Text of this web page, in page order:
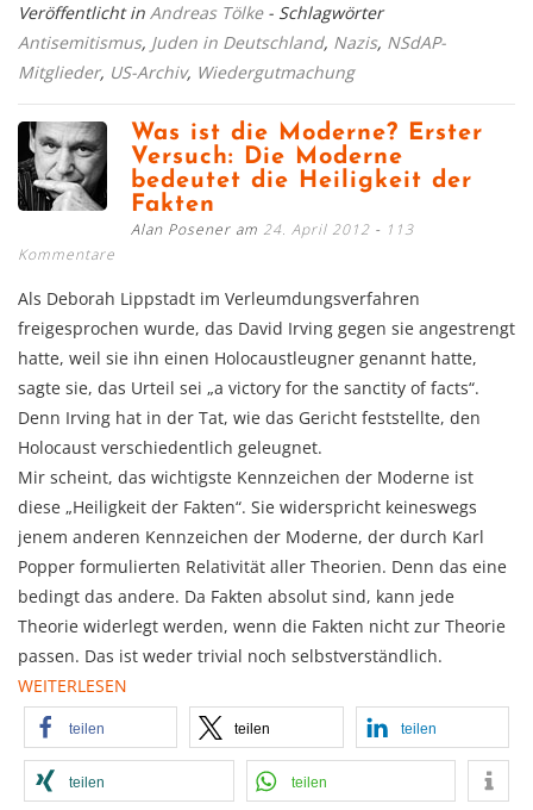
Veröffentlicht in Andreas Tölke - Schlagwörter
Antisemitismus, Juden in Deutschland, Nazis, NSdAP-
Mitglieder, US-Archiv, Wiedergutmachung
Was ist die Moderne? Erster
Versuch: Die Moderne
bedeutet die Heiligkeit der
Fakten
Alan Posener am 24. April 2012
113
Kommentare
Als Deborah Lippstadt im Verleumdungsverfahren
freigesprochen wurde, das David Irving gegen sie angestrengt
hatte, weil sie ihn einen Holocaustleugner genannt hatte,
sagte sie, das Urteil sei „a victory for the sanctity of facts“.
Denn Irving hat in der Tat, wie das Gericht feststellte, den
Holocaust verschiedentlich geleugnet.
Mir scheint, das wichtigste Kennzeichen der Moderne ist
diese „Heiligkeit der Fakten“. Sie widerspricht keineswegs
jenem anderen Kennzeichen der Moderne, der durch Karl
Popper formulierten Relativität aller Theorien. Denn das eine
bedingt das andere. Da Fakten absolut sind, kann jede
Theorie widerlegt werden, wenn die Fakten nicht zur Theorie
passen. Das ist weder trivial noch selbstverständlich.
WEITERLESEN
teilen teilen teilen
teilen teilen